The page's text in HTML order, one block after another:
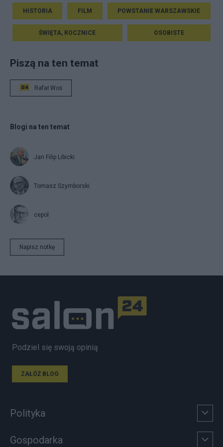
HISTORIA FILM POWSTANIE WARSZAWSKIE
ŚWIĘTA, ROCZNICE OSOBISTE
Piszą na ten temat
Rafał Woś
Blogi na ten temat
Jan Filip Libicki
Tomasz Szymborski
cepol
Napisz notkę
Podziel się swoją opinią
ZAŁÓŻ BLOG
Polityka
Gospodarka